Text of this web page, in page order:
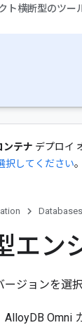
ト横断型のツー
ンテナ デプロイ
択してください。
Databases
エン
ージョンを選
AlloyDB Omni